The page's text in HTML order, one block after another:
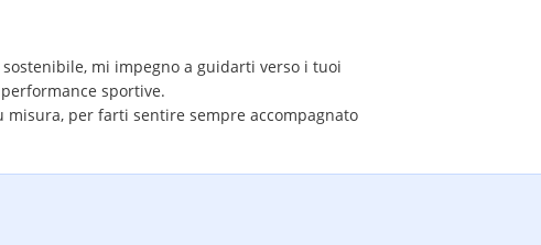
mi impegno a guidarti verso i tuoi
sportive.
misura, per farti sentire sempre accompagnato